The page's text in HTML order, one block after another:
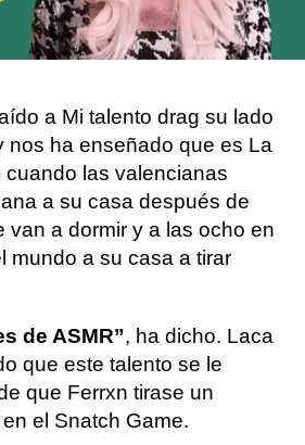
Flipboard
a Mi talento drag su lado
nos ha enseñado que es La
cuando las valencianas
a su casa después de
van a dormir y a las ocho en
mundo a su casa a tirar
de ASMR”, ha dicho. Laca
que este talento se le
que Ferrxn tirase un
el Snatch Game.